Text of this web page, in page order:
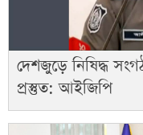
দেশজুড়ে নিষিদ্ধ
প্রস্তুত: আইজিপি